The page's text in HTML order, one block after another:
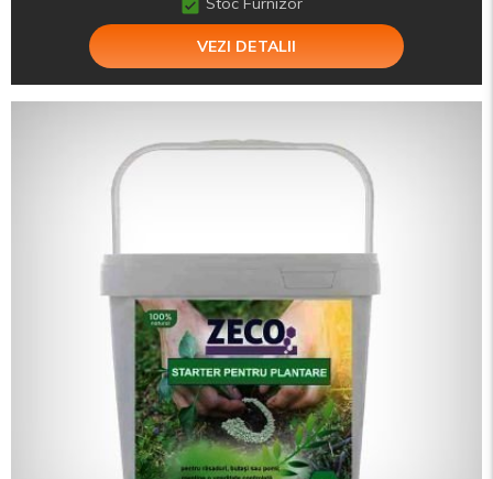
VEZI DETALII